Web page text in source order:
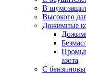
В
Высокого
Дожимные
азота
С